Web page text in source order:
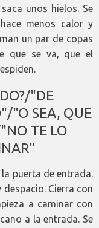
unos hielos. Se
menos calor y
un par de copas
que se va, que el
"DE
"O SEA, QUE
TE LO
puerta de entrada.
Cierra con
a caminar con
a la entrada. Se